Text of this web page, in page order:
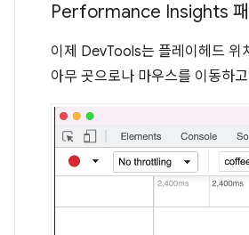
Performance Insights 패
이제 DevTools는 플레이헤드 위
아무 곳으로나 마우스를 이동하